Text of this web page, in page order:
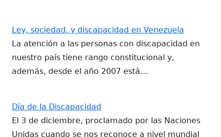
Ley, sociedad, y discapacidad en Venezuela
La atención a las personas con discapacidad en
nuestro país tiene rango constitucional y,
además, desde el año 2007 está…
Día de la Discapacidad
El 3 de diciembre, proclamado por las Naciones
Unidas cuando se nos reconoce a nivel mundial